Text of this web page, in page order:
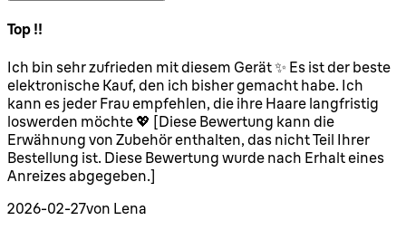
Top !!
5 Sterne von maximal 5
Ich bin sehr zufrieden mit diesem Gerät ✨ Es ist der beste
elektronische Kauf, den ich bisher gemacht habe. Ich
kann es jeder Frau empfehlen, die ihre Haare langfristig
loswerden möchte 💖 [Diese Bewertung kann die
Erwähnung von Zubehör enthalten, das nicht Teil Ihrer
Bestellung ist. Diese Bewertung wurde nach Erhalt eines
Anreizes abgegeben.]
2026-02-27von Lena